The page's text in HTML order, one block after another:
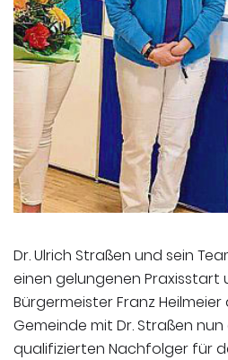
Dr. Ulrich Straßen und sein
einen gelungenen Praxisstart
Bürgermeister Franz
Gemeinde mit Dr. Straßen
qualifizierten Nachfolger für